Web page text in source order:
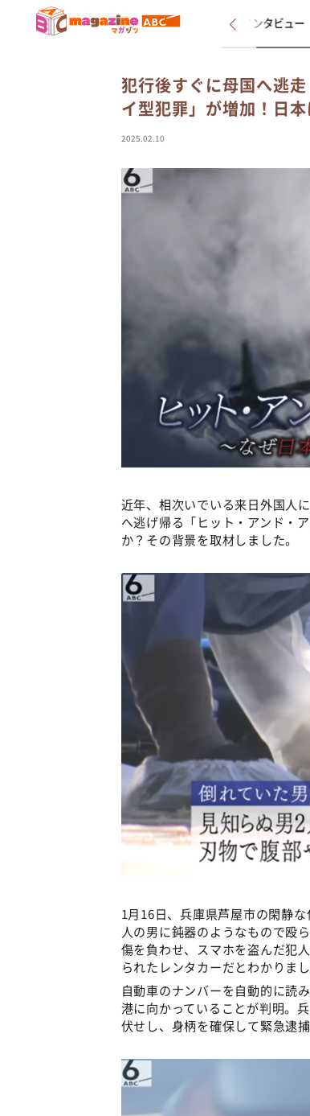
インタビュー
犯行後すぐに母国へ逃
イ型犯罪」が増加！日
2025.02.10
近年、相次いでいる来日外国人
へ逃げ帰る「ヒット・アンド・
か？その背景を取材しました。
1月16日、兵庫県芦屋市の閑静
人の男に鈍器のようなもので殴
傷を負わせ、スマホを盗んだ犯
られたレンタカーだとわかりまし
自動車のナンバーを自動的に読
港に向かっていることが判明。
伏せし、身柄を確保して緊急逮